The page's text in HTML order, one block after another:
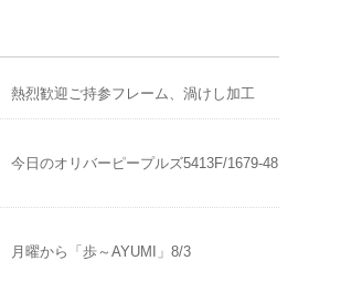
熱烈歓迎ご持参フレーム、渦けし加工
今日のオリバーピープルズ5413F/1679-48
月曜から「歩～AYUMI」8/3